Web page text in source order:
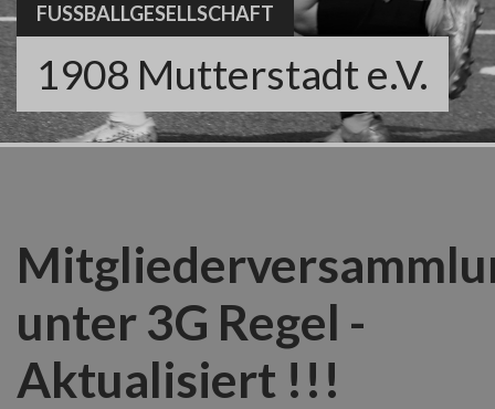
FUSSBALLGESELLSCHAFT
1908 Mutterstadt e.V.
unter 3G Regel -
Aktualisiert !!!